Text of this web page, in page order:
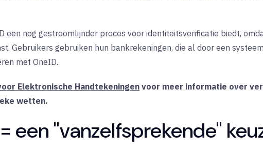
een nog gestroomlijnder proces voor identiteitsverificatie biedt,
Gebruikers gebruiken hun bankrekeningen, die al door een
met OneID.
Elektronische Handtekeningenvoor meer informatie over
wetten.
een "vanzelfsprekende"